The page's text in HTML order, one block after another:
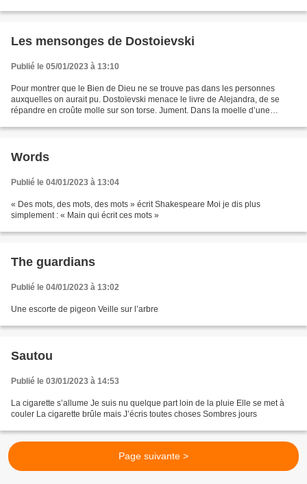
Les mensonges de Dostoievski
Publié le 05/01/2023 à 13:10
Pour montrer que le Bien de Dieu ne se trouve pas dans les personnes
auxquelles on aurait pu. Dostoïevski menace le livre de Alejandra, de se
répandre en croûte molle sur son torse. Jument. Dans la moelle d’une
Words
Publié le 04/01/2023 à 13:04
« Des mots, des mots, des mots » écrit Shakespeare Moi je dis plus
simplement : « Main qui écrit ces mots »
The guardians
Publié le 04/01/2023 à 13:02
Une escorte de pigeon Veille sur l’arbre
Sautou
Publié le 03/01/2023 à 14:53
La cigarette s’allume Je suis nu quelque part loin de la pluie Elle se met à
couler La cigarette brûle mais J’écris toutes choses Sombres jours
Page suivante >